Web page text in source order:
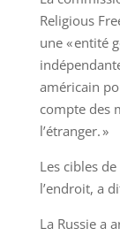
Religious
une « entité
américain
compte des
l’étranger. »
Les cibles
l’endroit, a
La Russie a